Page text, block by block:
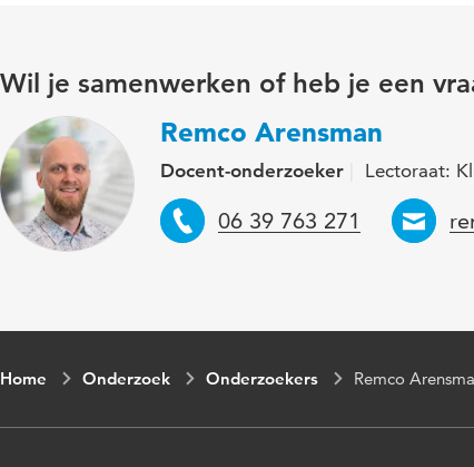
Wil je samenwerken of heb je een
Remco Arensman
Docent-onderzoeker Lectoraat:
Telefoon
06 39 763 271
Home Onderzoek Onderzoekers Remco